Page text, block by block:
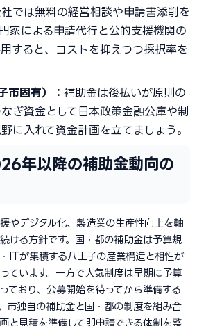
では無料の経営相談や申請書添削を
家による申請代行と公的支援機関の
すると、コストを抑えつつ採択率を
市固有）： 補助金は後払いが原則の
ぎ資金として日本政策金融公庫や制
に入れて資金計画を立てましょう。
年以降の補助金動向の
やデジタル化、製造業の生産性向上を軸
ける方針です。国・都の補助金は予算規
ITが集積する八王子の産業構造と相性が
ています。一方で人気制度は早期に予算
ており、公募開始を待ってから準備する
市独自の補助金と国・都の制度を組み合
と見積を準備して即申請できる体制を整